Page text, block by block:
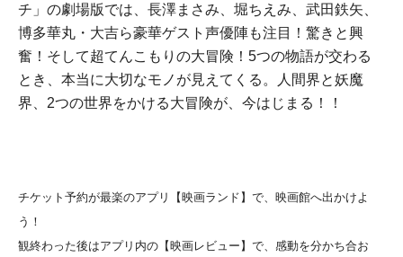
チ」の劇場版では、長澤まさみ、堀ちえみ、武田鉄矢、
博多華丸・大吉ら豪華ゲスト声優陣も注目！驚きと興
奮！そして超てんこもりの大冒険！5つの物語が交わる
とき、本当に大切なモノが見えてくる。人間界と妖魔
界、2つの世界をかける大冒険が、今はじまる！！
チケット予約が最楽のアプリ【映画ランド】で、映画館へ出かけよ
う！
観終わった後はアプリ内の【映画レビュー】で、感動を分かち合お